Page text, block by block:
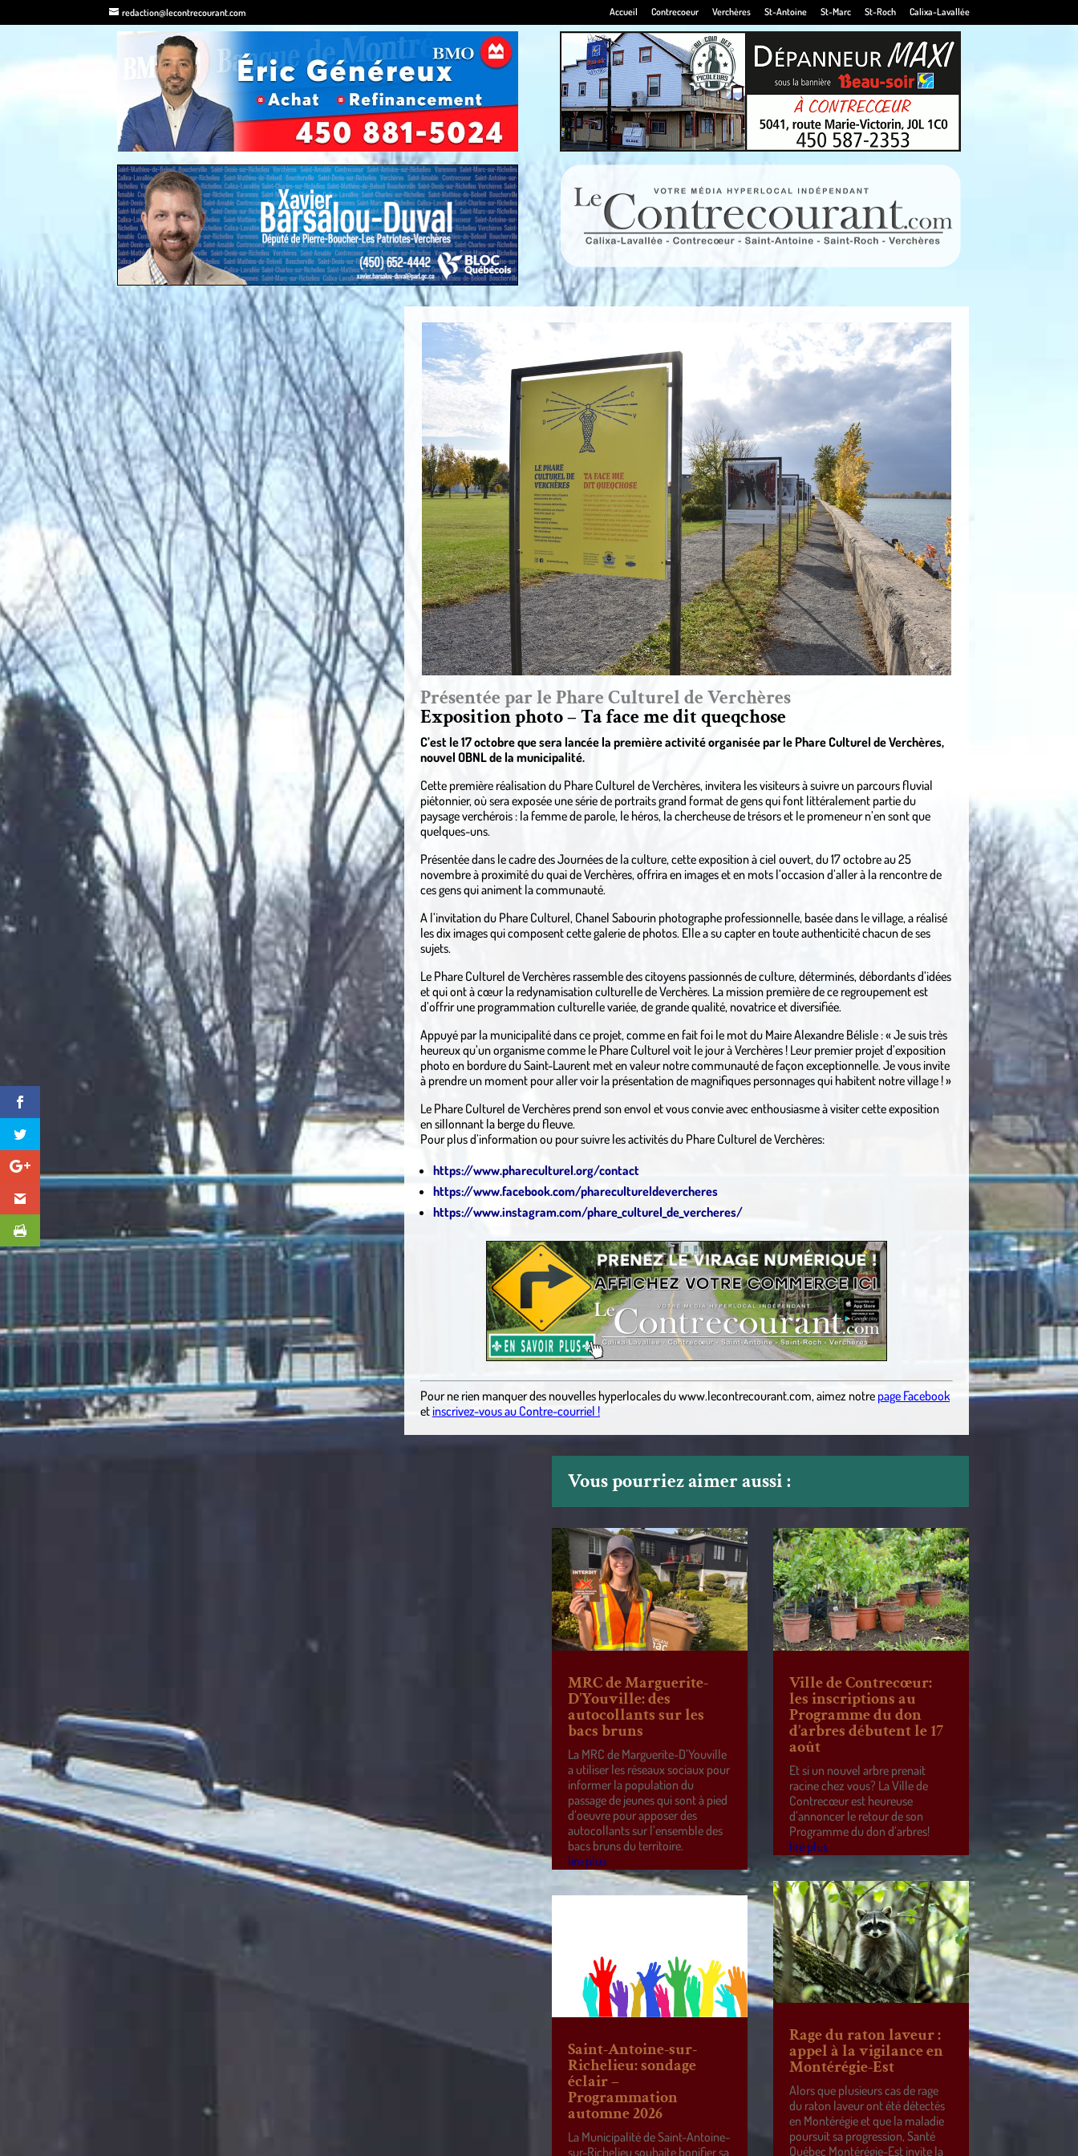
redaction@lecontrecourant.com Accueil Contrecoeur Verchères St-Antoine St-Marc St-Roch Calixa-Lavallée
Présentée par le Phare Culturel de Verchères
Exposition photo – Ta face me dit queqchose
C’est le 17 octobre que sera lancée la première activité organisée par le Phare Culturel de Verchères,
nouvel OBNL de la municipalité.
Cette première réalisation du Phare Culturel de Verchères, invitera les visiteurs à suivre un parcours fluvial
piétonnier, où sera exposée une série de portraits grand format de gens qui font littéralement partie du
paysage verchérois : la femme de parole, le héros, la chercheuse de trésors et le promeneur n’en sont que
quelques-uns.
Présentée dans le cadre des Journées de la culture, cette exposition à ciel ouvert, du 17 octobre au 25
novembre à proximité du quai de Verchères, offrira en images et en mots l’occasion d’aller à la rencontre de
ces gens qui animent la communauté.
A l’invitation du Phare Culturel, Chanel Sabourin photographe professionnelle, basée dans le village, a réalisé
les dix images qui composent cette galerie de photos. Elle a su capter en toute authenticité chacun de ses
sujets.
Le Phare Culturel de Verchères rassemble des citoyens passionnés de culture, déterminés, débordants d’idées
et qui ont à cœur la redynamisation culturelle de Verchères. La mission première de ce regroupement est
d’offrir une programmation culturelle variée, de grande qualité, novatrice et diversifiée.
Appuyé par la municipalité dans ce projet, comme en fait foi le mot du Maire Alexandre Bélisle : « Je suis très
heureux qu’un organisme comme le Phare Culturel voit le jour à Verchères ! Leur premier projet d’exposition
photo en bordure du Saint-Laurent met en valeur notre communauté de façon exceptionnelle. Je vous invite
à prendre un moment pour aller voir la présentation de magnifiques personnages qui habitent notre village ! »
Le Phare Culturel de Verchères prend son envol et vous convie avec enthousiasme à visiter cette exposition
en sillonnant la berge du fleuve.
Pour plus d’information ou pour suivre les activités du Phare Culturel de Verchères:
https://www.phareculturel.org/contact
https://www.facebook.com/pharecultureldevercheres
https://www.instagram.com/phare_culturel_de_vercheres/
Pour ne rien manquer des nouvelles hyperlocalesduwww.lecontrecourant.com,aimez notre page Facebook
etinscrivez-vous au Contre-courriel !
Vous pourriez aimer aussi :
MRC de Marguerite-
D’Youville: des
autocollants sur les
bacs bruns
La MRC de Marguerite-D’Youville
a utiliser les réseaux sociaux pour
informer la population du
passage de jeunes qui sont à pied
d’oeuvre pour apposer des
autocollants sur l’ensemble des
bacs bruns du territoire.
lire plus
Saint-Antoine-sur-
Richelieu: sondage
éclair –
Programmation
automne 2026
La Municipalité de Saint-Antoine-
sur-Richelieu souhaite bonifier sa
Ville de Contrecœur:
les inscriptions au
Programme du don
d’arbres débutent le 17
août
Et si un nouvel arbre prenait
racine chez vous? La Ville de
Contrecœur est heureuse
d’annoncer le retour de son
Programme du don d’arbres!
lire plus
Rage du raton laveur :
appel à la vigilance en
Montérégie-Est
Alors que plusieurs cas de rage
du raton laveur ont été détectés
en Montérégie et que la maladie
poursuit sa progression, Santé
Québec Montérégie-Est invite la